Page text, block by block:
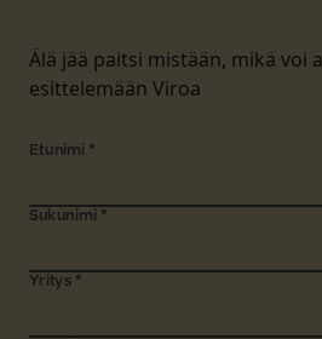
Älä jää paitsi mistään, mikä voi
esittelemään Viroa
Etunimi *
Sukunimi *
Yritys *